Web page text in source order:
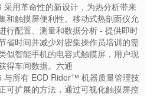
用革命性的新设计，为热分析带来
和触摸屏便利性。移动式热剖面仪允
行配置、测量和数据分析 - 提供即时
省时间并减少对密集操作员培训的需
似智能手机的电容式触摸屏，用户现
得车间数据。六通
与所有 ECD Rider™ 机器质量管理技
可扩展的方法，通过可视化触摸屏控